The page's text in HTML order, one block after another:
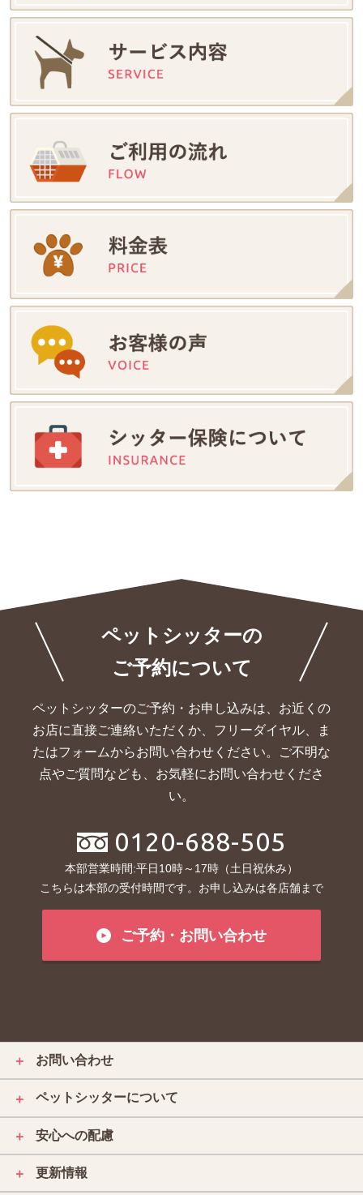
ペットシッターの
ご予約について
ペットシッターのご予約・お申し込みは、お近くの
お店に直接ご連絡いただくか、 フリーダイヤル、ま
たはフォームからお問い合わせください。ご不明な
点やご質問なども、お気軽にお問い合わせくださ
い。
0120-688-505
本部営業時間:平日10時～17時（土日祝休み）
こちらは本部の受付時間です。お申し込みは各店舗まで
ご予約・お問い合わせ
＋ お問い合わせ
＋ ペットシッターについて
＋ 安心への配慮
＋ 更新情報